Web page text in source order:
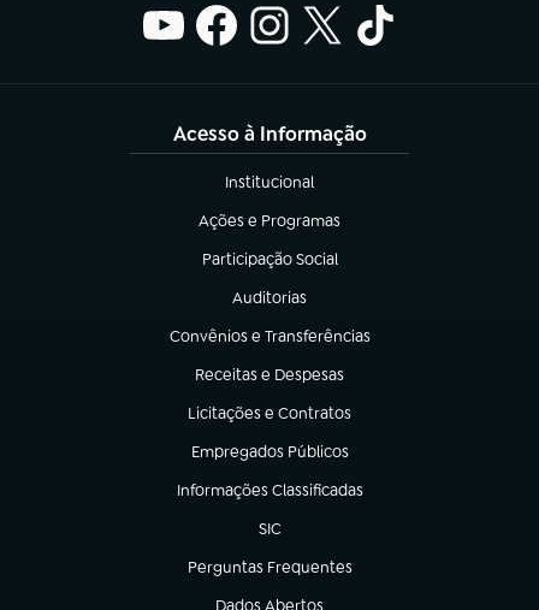
Acesso à Informação
Institucional
(abre em nova aba)
Ações e Programas
(abre em nova aba)
Participação Social
(abre em nova aba)
Auditorias
(abre em nova aba)
Convênios e Transferências
(abre em nova aba)
Receitas e Despesas
(abre em nova aba)
Licitações e Contratos
(abre em nova aba)
Empregados Públicos
(abre em nova aba)
Informações Classificadas
(abre em nova aba)
SIC
(abre em nova aba)
Perguntas Frequentes
(abre em nova aba)